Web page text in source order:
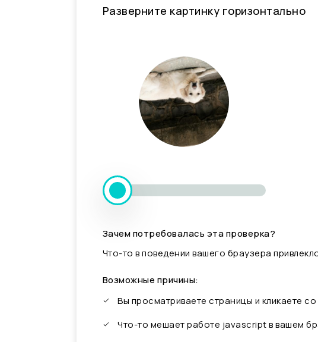
Разверните картинку горизонтально
Зачем потребовалась эта проверка?
Что-то в поведении вашего браузера
Возможные причины:
Вы просматриваете страницы и кликаете
Что-то мешает работе javascript в вашем